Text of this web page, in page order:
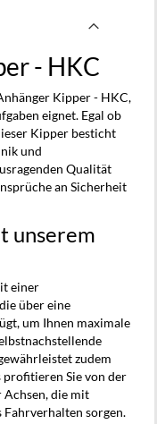
- HKC
Kipper - HKC,
eignet. Egal ob
Kipper besticht
und
Qualität
an Sicherheit
unserem
einer
über eine
um Ihnen maximale
zudem
Sie von der
die mit
sorgen.